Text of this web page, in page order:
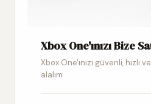
Xbox One'ınızı Bize
Xbox One'ınızı güvenli, hızlı
alalım